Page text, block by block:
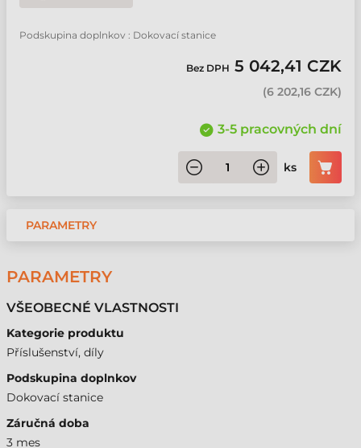
Podskupina doplnkov : Dokovací stanice
Bez DPH 5 042,41 CZK
(6 202,16 CZK)
3-5 pracovných dní
ks
PARAMETRY
PARAMETRY
VŠEOBECNÉ VLASTNOSTI
Kategorie produktu
Příslušenství, díly
Podskupina doplnkov
Dokovací stanice
Záručná doba
3 mes